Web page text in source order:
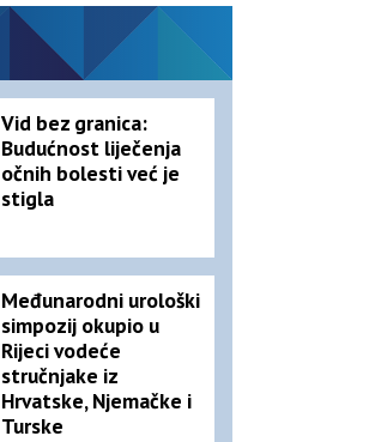
Vid bez granica:
Budućnost liječenja
očnih bolesti već je
stigla
Međunarodni urološki
simpozij okupio u
Rijeci vodeće
stručnjake iz
Hrvatske, Njemačke i
Turske